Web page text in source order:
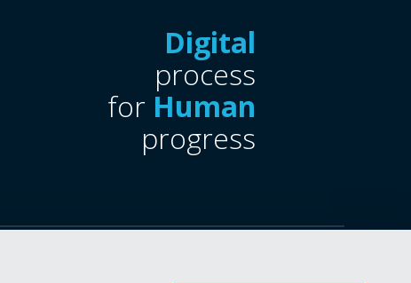
Digital
process
for Human
progress